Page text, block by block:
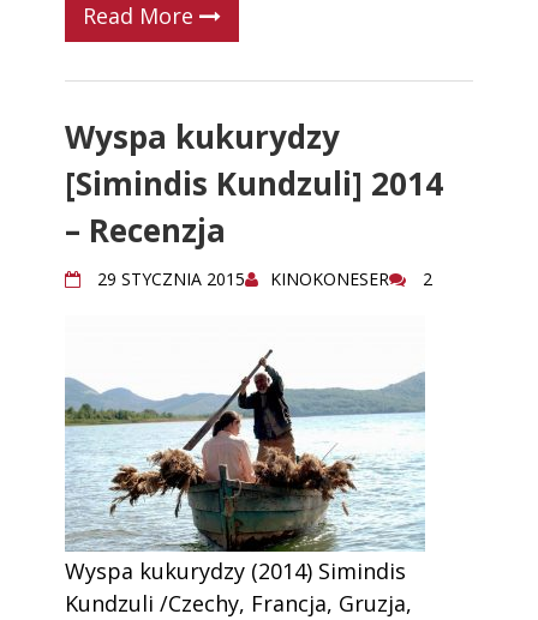
Read More
Wyspa kukurydzy
[Simindis Kundzuli] 2014
– Recenzja
29 STYCZNIA 2015 KINOKONESER 2
Wyspa kukurydzy (2014) Simindis
Kundzuli /Czechy, Francja, Gruzja,